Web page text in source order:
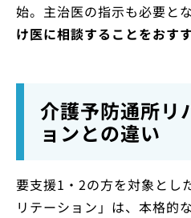
始。主治医の指示も必要とな
け医に相談することをおすす
介護予防通所リ
ョンとの違い
要支援1・2の方を対象とし
リテーション」は、本格的